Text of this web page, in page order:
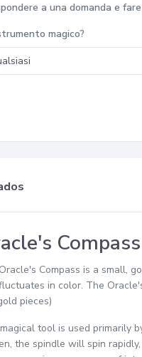
a una domanda e
magico?
Compass
Compass is a small,
in color. The
pieces)
tool is used primarily
the spindle will spin